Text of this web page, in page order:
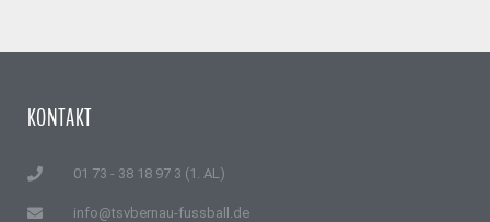
KONTAKT
01 73 - 38 18 97 3 (1. AL)
info@tsvbernau-fussball.de